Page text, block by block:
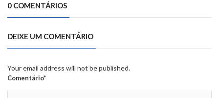
0 COMENTÁRIOS
DEIXE UM COMENTÁRIO
Your email address will not be published.
Comentário*